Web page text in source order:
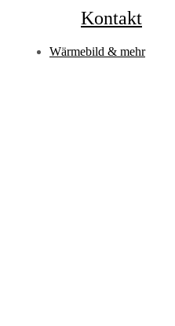
Kontakt
Wärmebild & mehr